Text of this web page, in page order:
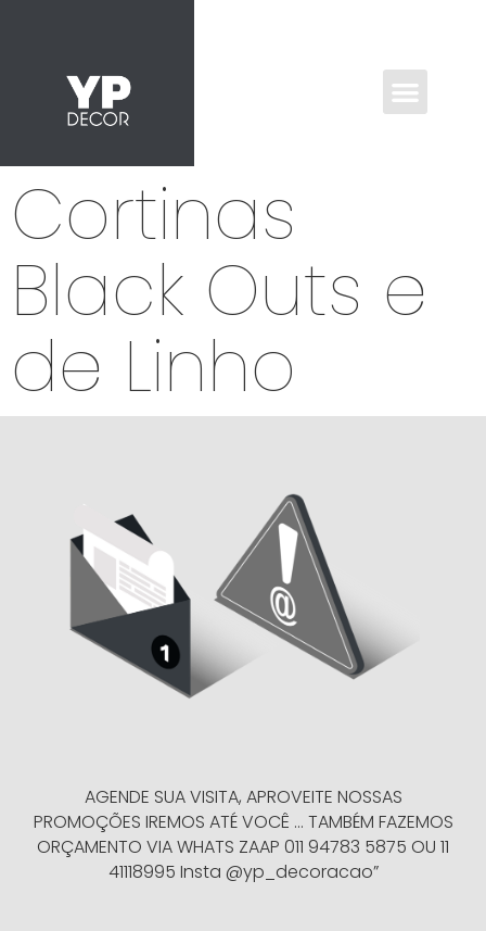
Cortinas
Black Outs e
de Linho
AGENDE SUA VISITA, APROVEITE NOSSAS
PROMOÇÕES IREMOS ATÉ VOCÊ … TAMBÉM FAZEMOS
ORÇAMENTO VIA WHATS ZAAP 011 94783 5875 OU 11
41118995 Insta @yp_decoracao”